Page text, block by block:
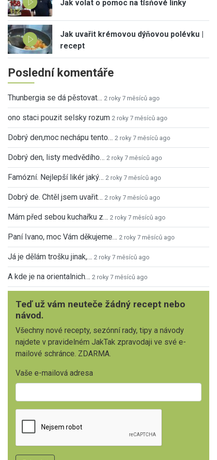
Jak volat o pomoc na tísňové linky
Jak uvařit krémovou dýňovou polévku |
recept
Poslední komentáře
Thunbergia se dá pěstovat… 2 roky 7 měsíců ago
ono staci pouzit selsky rozum 2 roky 7 měsíců ago
Dobrý den,moc nechápu tento… 2 roky 7 měsíců ago
Dobrý den, listy medvědího… 2 roky 7 měsíců ago
Famózní. Nejlepší likér jaký… 2 roky 7 měsíců ago
Dobrý de. Chtěl jsem uvařit… 2 roky 7 měsíců ago
Mám před sebou kuchařku z… 2 roky 7 měsíců ago
Paní Ivano, moc Vám děkujeme… 2 roky 7 měsíců ago
Já je dělám trošku jinak,… 2 roky 7 měsíců ago
A kde je na orientalnich… 2 roky 7 měsíců ago
Teď už vám neuteče žádný recept nebo
návod.
Všechny nové recepty, sezónní rady, tipy a návody
najdete v pravidelném JakTak zpravodaji ve své e-
mailové schránce. ZDARMA.
Vaše e-mailová adresa